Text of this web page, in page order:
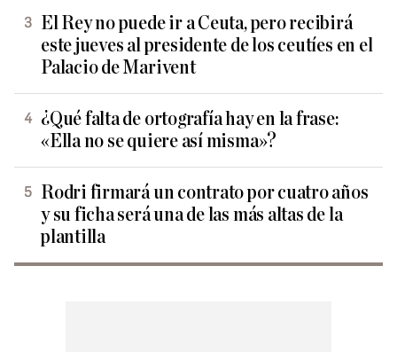
El Rey no puede ir a Ceuta, pero recibirá
este jueves al presidente de los ceutíes en el
Palacio de Marivent
¿Qué falta de ortografía hay en la frase:
«Ella no se quiere así misma»?
Rodri firmará un contrato por cuatro años
y su ficha será una de las más altas de la
plantilla